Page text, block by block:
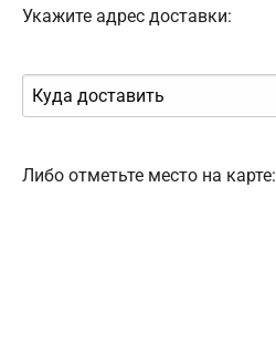
Укажите адрес доставки:
Либо отметьте место на карте: